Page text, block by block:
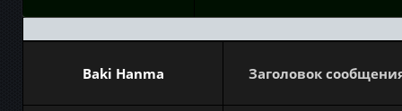
Baki Hanma Заголовок